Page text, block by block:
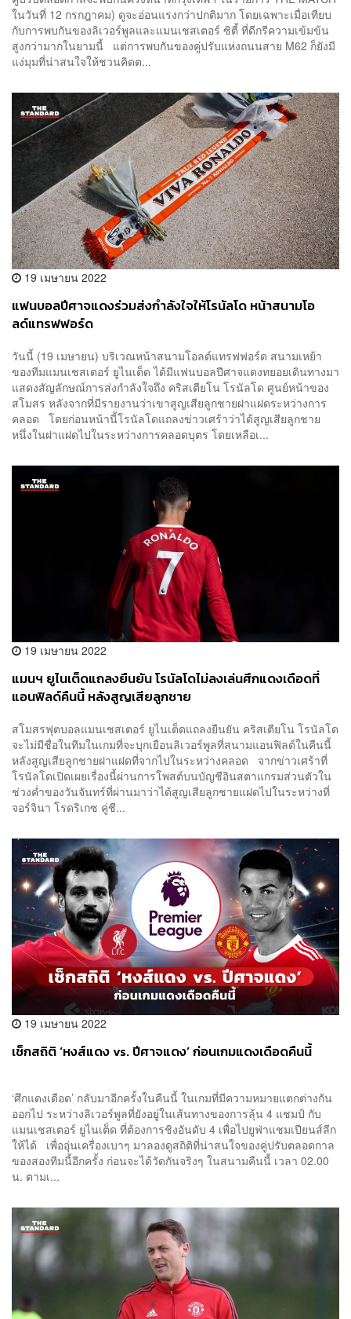
ในวันที่ 12 กรกฎาคม) ดูจะอ่อนแรงกว่าปกติมาก โดยเฉพาะเมื่อเทียบ
กับการพบกันของลิเวอร์พูลและแมนเชสเตอร์ ซิตี้ ที่ดีกรีความเข้มข้น
สูงกว่ามากในยามนี้ แต่การพบกันของคู่ปรับแห่งถนนสาย M62 ก็ยังมี
แง่มุมที่น่าสนใจให้ชวนคิดต...
19 เมษายน 2022
แฟนบอลปีศาจแดงร่วมส่งกำลังใจให้โรนัลโด หน้าสนามโอ
ลด์แทรฟฟอร์ด
วันนี้ (19 เมษายน) บริเวณหน้าสนามโอลด์แทรฟฟอร์ด สนามเหย้า
ของทีมแมนเชสเตอร์ ยูไนเต็ด ได้มีแฟนบอลปีศาจแดงทยอยเดินทางมา
แสดงสัญลักษณ์การส่งกำลังใจถึง คริสเตียโน โรนัลโด ศูนย์หน้าของ
สโมสร หลังจากที่มีรายงานว่าเขาสูญเสียลูกชายฝาแฝดระหว่างการ
คลอด โดยก่อนหน้านี้โรนัลโดแถลงข่าวเศร้าว่าได้สูญเสียลูกชาย
หนึ่งในฝาแฝดไปในระหว่างการคลอดบุตร โดยเหลือเ...
19 เมษายน 2022
แมนฯ ยูไนเต็ดแถลงยืนยัน โรนัลโดไม่ลงเล่นศึกแดงเดือดที่
แอนฟิลด์คืนนี้ หลังสูญเสียลูกชาย
สโมสรฟุตบอลแมนเชสเตอร์ ยูไนเต็ดแถลงยืนยัน คริสเตียโน โรนัลโด
จะไม่มีชื่อในทีมในเกมที่จะบุกเยือนลิเวอร์พูลที่สนามแอนฟิลด์ในคืนนี้
หลังสูญเสียลูกชายฝาแฝดที่จากไปในระหว่างคลอด จากข่าวเศร้าที่
โรนัลโดเปิดเผยเรื่องนี้ผ่านการโพสต์บนบัญชีอินสตาแกรมส่วนตัวใน
ช่วงค่ำของวันจันทร์ที่ผ่านมาว่าได้สูญเสียลูกชายแฝดไปในระหว่างที่
จอร์จินา โรดริเกซ คู่ชี...
19 เมษายน 2022
เช็กสถิติ ‘หงส์แดง vs. ปีศาจแดง’ ก่อนเกมแดงเดือดคืนนี้
‘ศึกแดงเดือด’ กลับมาอีกครั้งในคืนนี้ ในเกมที่มีความหมายแตกต่างกัน
ออกไป ระหว่างลิเวอร์พูลที่ยังอยู่ในเส้นทางของการลุ้น 4 แชมป์ กับ
แมนเชสเตอร์ ยูไนเต็ด ที่ต้องการชิงอันดับ 4 เพื่อไปยูฟ่าแชมเปียนส์ลีก
ให้ได้ เพื่ออุ่นเครื่องเบาๆ มาลองดูสถิติที่น่าสนใจของคู่ปรับตลอดกาล
ของสองทีมนี้อีกครั้ง ก่อนจะได้วัดกันจริงๆ ในสนามคืนนี้ เวลา 02.00
น. ตามเ...